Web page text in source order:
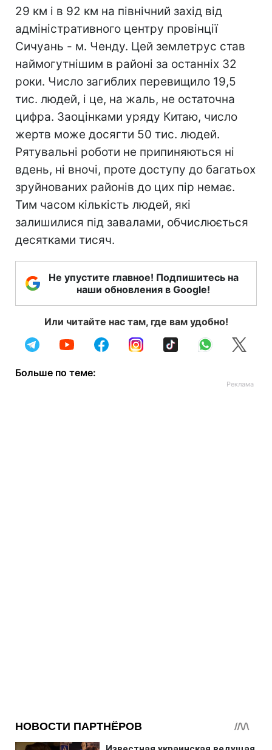
29 км і в 92 км на північний захід від
адміністративного центру провінції
Сичуань - м. Ченду. Цей землетрус став
наймогутнішим в районі за останніх 32
роки. Число загиблих перевищило 19,5
тис. людей, і це, на жаль, не остаточна
цифра. Заоцінками уряду Китаю, число
жертв може досягти 50 тис. людей.
Рятувальні роботи не припиняються ні
вдень, ні вночі, проте доступу до багатьох
зруйнованих районів до цих пір немає.
Тим часом кількість людей, які
залишилися під завалами, обчислюється
десятками тисяч.
Не упустите главное! Подпишитесь на
наши обновления в Google!
Или читайте нас там, где вам удобно!
Больше по теме: